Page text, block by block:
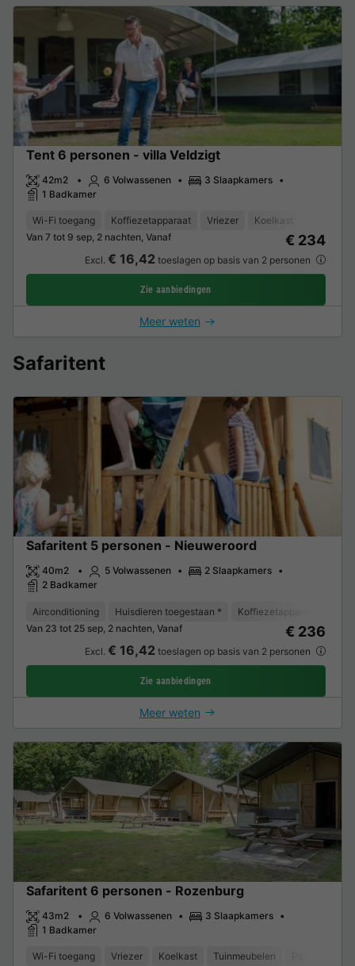
Tent 6 personen - villa Veldzigt
42m2 6 Volwassenen
3 Slaapkamers
1 Badkamer
Wi-Fi toegang Koffiezetapparaat Vriezer Koelkast
Van 7 tot 9 sep, 2 nachten, Vanaf
€ 234
Excl. € 16,42 toeslagen op basis van 2 personen
Zie aanbiedingen
Meer weten
Safaritent
Safaritent 5 personen - Nieuweroord
40m2 5 Volwassenen
2 Slaapkamers
2 Badkamer
Airconditioning Huisdieren toegestaan * Koffiezetapparaat
Van 23 tot 25 sep, 2 nachten, Vanaf
€ 236
Excl. € 16,42 toeslagen op basis van 2 personen
Zie aanbiedingen
Meer weten
Safaritent 6 personen - Rozenburg
43m2 6 Volwassenen
3 Slaapkamers
1 Badkamer
Wi-Fi toegang Vriezer Koelkast Tuinmeubelen